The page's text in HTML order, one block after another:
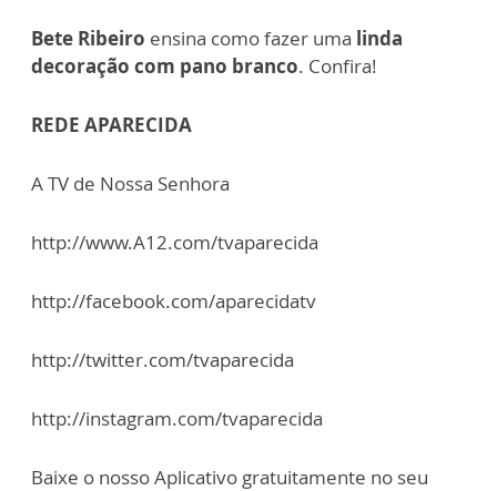
Bete Ribeiro ensina como fazer uma linda
decoração com pano branco. Confira!
REDE APARECIDA
A TV de Nossa Senhora
http://www.A12.com/tvaparecida
http://facebook.com/aparecidatv
http://twitter.com/tvaparecida
http://instagram.com/tvaparecida
Baixe o nosso Aplicativo gratuitamente no seu